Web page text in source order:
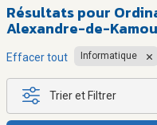
Résultats pour
Alexandre-de-
Effacer tout Informatique
Trier et Filtrer